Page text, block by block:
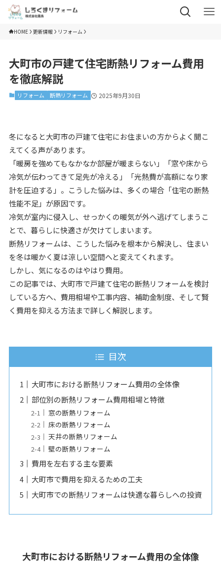
HOME 更新情報 リフォーム
大町市の戸建て住宅断熱リフォーム費用
を徹底解説
リフォーム 断熱リフォーム 2025年9月30日
冬になると大町市の戸建て住宅にお住まいの方からよく聞こ
えてくる声があります。
「暖房を強めてもなかなか部屋が暖まらない」「窓や床から
冷気が伝わってきて足先が冷える」「光熱費が高額になり家
計を圧迫する」。こうした悩みは、多くの場合「住宅の断熱
性能不足」が原因です。
冷気が室内に侵入し、せっかくの暖気が外へ逃げてしまうこ
とで、暮らしに快適さが欠けてしまいます。
断熱リフォームは、こうした悩みを根本から解決し、住まい
を冬は暖かく夏は涼しい空間へと変えてくれます。
しかし、気になるのはやはり費用。
この記事では、大町市で戸建て住宅の断熱リフォームを検討
している方へ、費用相場や工事内容、補助金制度、そして賢
く費用を抑える方法まで詳しく解説します。
目次
大町市における断熱リフォーム費用の全体像
部位別の断熱リフォーム費用相場と特徴
窓の断熱リフォーム
床の断熱リフォーム
天井の断熱リフォーム
壁の断熱リフォーム
費用を左右する主な要素
大町市で費用を抑えるための工夫
大町市での断熱リフォームは快適な暮らしへの投資
大町市における断熱リフォーム費用の全体像